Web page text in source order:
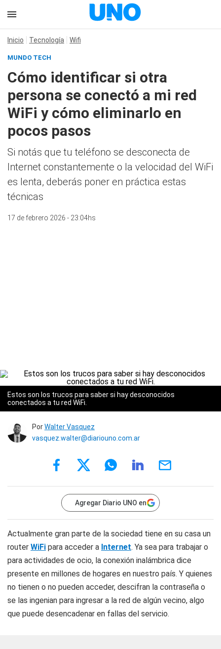
Inicio Tecnología Wifi
MUNDO TECH
Cómo identificar si otra
persona se conectó a mi red
WiFi y cómo eliminarlo en
pocos pasos
Si notás que tu teléfono se desconecta de
Internet constantemente o la velocidad del WiFi
es lenta, deberás poner en práctica estas
técnicas
17 de febrero 2026 - 23:04hs
Estos son los trucos para saber si hay desconocidos
conectados a tu red WiFi.
PorWalter Vasquez
vasquez.walter@diariouno.com.ar
Agregar Diario UNO en
Actualmente gran parte de la sociedad tiene en su casa un
router WiFi para acceder a Internet. Ya sea para trabajar o
para actividades de ocio, la conexión inalámbrica dice
presente en millones de hogares en nuestro país. Y quienes
no tienen o no pueden acceder, descifran la contraseña o
se las ingenian para ingresar a la red de algún vecino, algo
que puede desencadenar en fallas del servicio.